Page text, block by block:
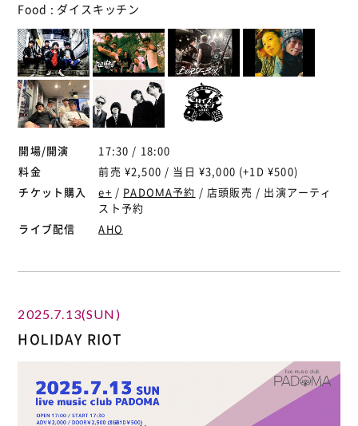
Food : ダイスキッチン
開場/開演
17:30 / 18:00
料金
前売 ¥2,500 / 当日 ¥3,000 (+1D ¥500)
チケット購入
e+ / PADOMA予約 / 店頭販売 / 出演アーティ
スト予約
ライブ配信
AHO
2025.7.13(SUN)
HOLIDAY RIOT